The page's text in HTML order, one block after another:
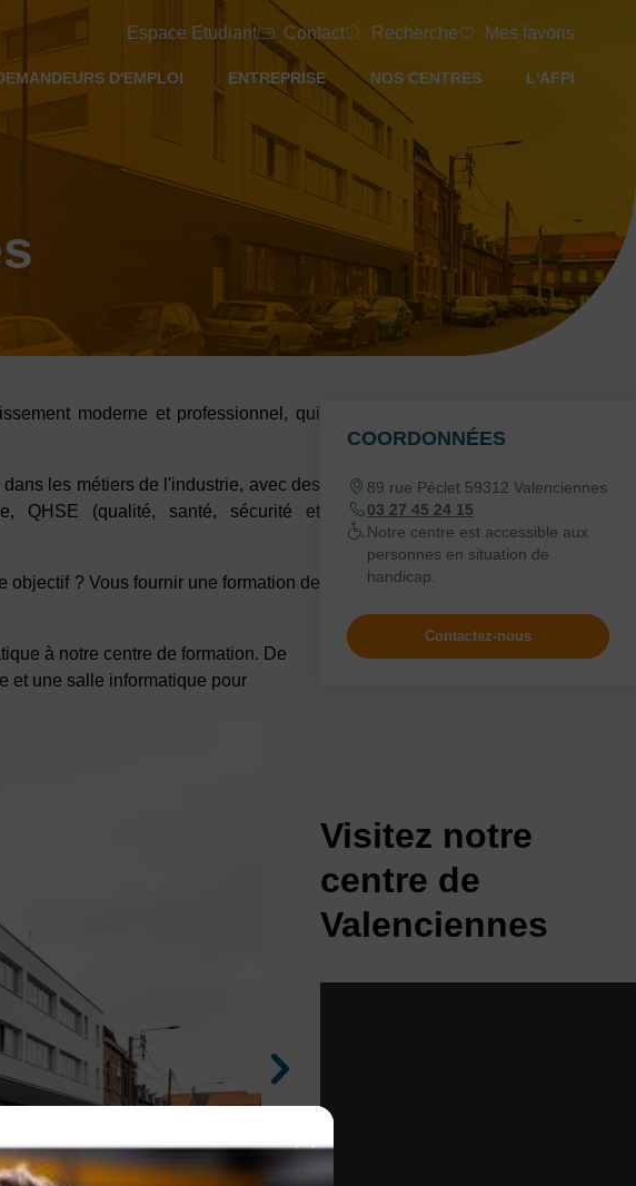
Espace Etudiant Contact Recherche Mes favoris
D'EMPLOI ENTREPRISE NOS CENTRES L'AFPI
moderne et professionnel, qui
les métiers de l'industrie, avec des
QHSE (qualité, santé, sécurité et
? Vous fournir une formation de
à notre centre de formation. De
et une salle informatique pour
COORDONNÉES
89 rue Péclet 59312 Valenciennes
03 27 45 24 15
Notre centre est accessible aux
personnes en situation de
handicap.
Contactez-nous
Visitez notre
centre de
Valenciennes